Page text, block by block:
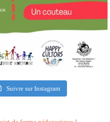
Suivre sur Instagram